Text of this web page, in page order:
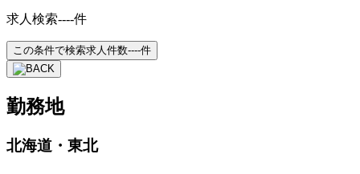
求人検索----件
この条件で検索求人件数----件
勤務地
北海道・東北